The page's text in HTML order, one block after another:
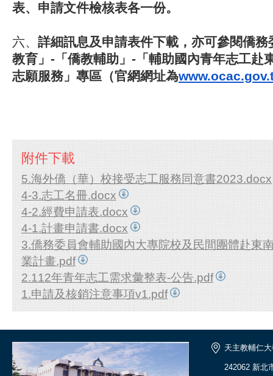
表、 申請文件檢核表各一份。
六、 詳細訊息及申請表件下載，亦可參閱僑務
教育」-「僑教輔助」-「輔助國內青年志工赴
志願服務」專區（官網網址為
附件下載
5.海外僑（華）校接受志工服務同意書2023.docx
4-3.志工名冊.docx
4-2.經費申請表.docx
4-1.計畫申請書.docx
3.僑務委員會輔助國內大專院校及民間團體赴東
業計畫.pdf
2.112年青年志工需求彙整表-公告.pdf
1.申請及核銷注意事項v1.pdf
天主教輔仁
242062 新北